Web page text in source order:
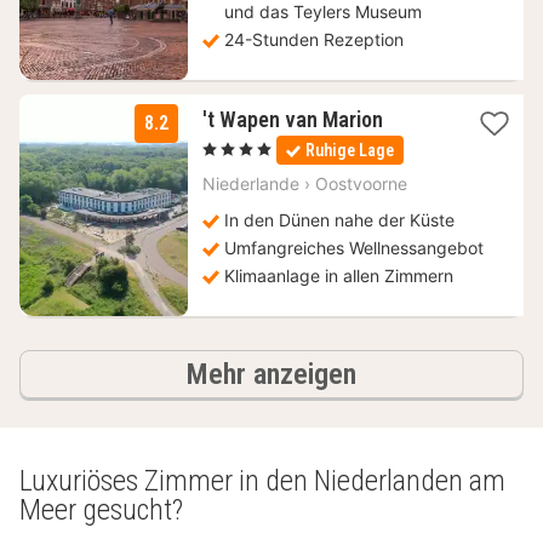
und das Teylers Museum
24-Stunden Rezeption
8.2 't Wapen van Marion1
Nacht
ab
188,50
, 4 Sterne Ruhige Lage
Niederlande › Oostvoorne
In den Dünen nahe der Küste
Umfangreiches Wellnessangebot
Klimaanlage in allen Zimmern
Mehr anzeigen
Luxuriöses Zimmer in den Niederlanden am
Meer gesucht?